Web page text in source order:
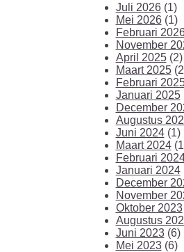
Juli 2026(1)
Mei 2026(1)
Februari
November
April 2025(2)
Maart 2025
Februari
Januari 2025
December
Augustus
Juni 2024(1)
Maart 2024
Februari
Januari 2024
December
November
Oktober 2023
Augustus
Juni 2023(6)
Mei 2023(6)